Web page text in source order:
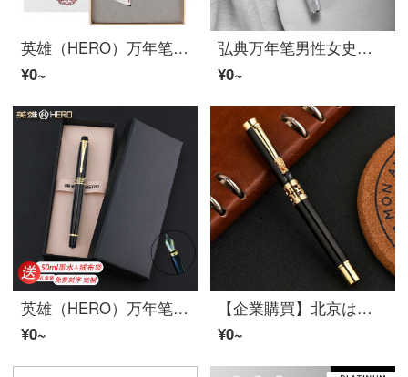
英雄（HERO）万年笔音符短棒万年笔礼装箱セットねじ山笔帽女史精致ポケットペン可爱い小仙女学生習字書道無料印字フェスティバルプレゼント白くて明るい月
¥0~
弘典万年笔男性女史高級精緻な習字学生専用インク硬筆書道ギフトボックスセットギフト旗艦店カスタム印字ビジネス女子学生小仙女流星白（単筆装）EF 0.4 mm
¥0~
英雄（HERO）万年笔学生万年笔大人ビジネスオフィス用精致礼箱セットギフトトレーナー無料彫刻会社企業カスタムプレゼント黒0.5 mm
¥0~
【企業購買】北京は蛇口宝珠筆のサイン入りペンで、ビジネス用の太い0.5メタルペンで、企業がカスタマイズして50本注文することをサポートします。
¥0~